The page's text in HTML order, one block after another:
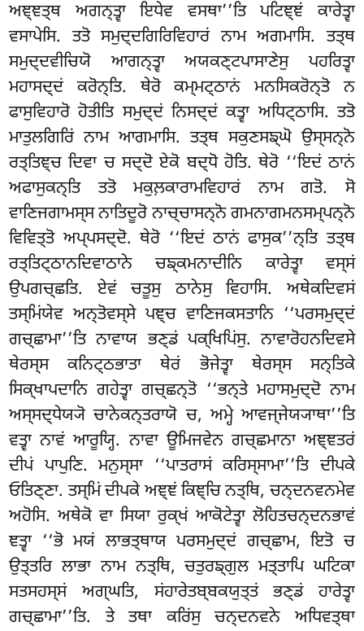
ਅਞ੍ਞਤ੍ਥ ਅਗਨ੍ਤ੍ਵਾ ਇਧੇਵ ਵਸਥਾ’’ਤਿ ਪਟਿਞ੍ਞਂ ਕਾਰੇਤ੍ਵਾ
ਵਸਾਪੇਸਿ. ਤਤੋ ਸਮੁਦ੍ਦਗਿਰਿਵਿਹਾਰਂ ਨਾਮ ਅਗਮਾਸਿ. ਤਤ੍ਥ
ਸਮੁਦ੍ਦਵੀਚਿਯੋ ਆਗਨ੍ਤ੍ਵਾ ਅਯਕਣ੍ਟਪਾਸਾਣੇਸੁ ਪਹਰਿਤ੍ਵਾ
ਮਹਾਸਦ੍ਦਂ ਕਰੋਨ੍ਤਿ. ਥੇਰੋ ਕਮ੍ਮਟ੍ਠਾਨਂ ਮਨਸਿਕਰੋਨ੍ਤੋ ਨ
ਫਾਸੁਵਿਹਾਰੋ ਹੋਤੀਤਿ ਸਮੁਦ੍ਦਂ ਨਿਸਦ੍ਦਂ ਕਤ੍ਵਾ ਅਧਿਟ੍ਠਾਸਿ. ਤਤੋ
ਮਾਤੁਲਗਿਰਿਂ ਨਾਮ ਆਗਮਾਸਿ. ਤਤ੍ਥ ਸਕੁਣਸਙ੍ਘੋ ਉਸ੍ਸਨ੍ਨੋ
ਰਤ੍ਤਿਞ੍ਚ ਦਿਵਾ ਚ ਸਦ੍ਦੋ ਏਕੋ ਬਦ੍ਧੋ ਹੋਤਿ. ਥੇਰੋ ‘‘ਇਦਂ ਠਾਨਂ
ਅਫਾਸੁਕਨ੍ਤਿ ਤਤੋ ਮਕੁਲ਼ਕਾਰਾਮਵਿਹਾਰਂ ਨਾਮ ਗਤੋ. ਸੋ
ਵਾਣਿਜਗਾਮਸ੍ਸ ਨਾਤਿਦੂਰੋ ਨਾਚ੍ਚਾਸਨ੍ਨੋ ਗਮਨਾਗਮਨਸਮ੍ਪਨ੍ਨੋ
ਵਿਵਿਤ੍ਤੋ ਅਪ੍ਪਸਦ੍ਦੋ. ਥੇਰੋ ‘‘ਇਦਂ ਠਾਨਂ ਫਾਸੁਕ’’ਨ੍ਤਿ ਤਤ੍ਥ
ਰਤ੍ਤਿਟ੍ਠਾਨਦਿਵਾਠਾਨੇ ਚਙ੍ਕਮਨਾਦੀਨਿ ਕਾਰੇਤ੍ਵਾ ਵਸ੍ਸਂ
ਉਪਗਚ੍ਛਤਿ. ਏਵਂ ਚਤੂਸੁ ਠਾਨੇਸੁ ਵਿਹਾਸਿ. ਅਥੇਕਦਿਵਸਂ
ਤਸ੍ਮਿਂਯੇਵ ਅਨ੍ਤੋਵਸ੍ਸੇ ਪਞ੍ਚ ਵਾਣਿਜਕਸਤਾਨਿ ‘‘ਪਰਸਮੁਦ੍ਦਂ
ਗਚ੍ਛਾਮਾ’’ਤਿ ਨਾਵਾਯ ਭਣ੍ਡਂ ਪਕ੍ਖਿਪਿਂਸੁ. ਨਾਵਾਰੋਹਨਦਿਵਸੇ
ਥੇਰਸ੍ਸ ਕਨਿਟ੍ਠਭਾਤਾ ਥੇਰਂ ਭੋਜੇਤ੍ਵਾ ਥੇਰਸ੍ਸ ਸਨ੍ਤਿਕੇ
ਸਿਕ੍ਖਾਪਦਾਨਿ ਗਹੇਤ੍ਵਾ ਗਚ੍ਛਨ੍ਤੋ ‘‘ਭਨ੍ਤੇ ਮਹਾਸਮੁਦ੍ਦੋ ਨਾਮ
ਅਸ੍ਸਦ੍ਧੇਯ੍ਯੋ ਚਾਨੇਕਨ੍ਤਰਾਯੋ ਚ, ਅਮ੍ਹੇ ਆਵਜ੍ਜੇਯ੍ਯਾਥਾ’’ਤਿ
ਵਤ੍ਵਾ ਨਾਵਂ ਆਰੂਯ੍ਹਿ. ਨਾਵਾ ਊਮਿਜਵੇਨ ਗਚ੍ਛਮਾਨਾ ਅਞ੍ਞਤਰਂ
ਦੀਪਂ ਪਾਪੁਣਿ. ਮਨੁਸ੍ਸਾ ‘‘ਪਾਤਰਾਸਂ ਕਰਿਸ੍ਸਾਮਾ’’ਤਿ ਦੀਪਕੇ
ਓਤਿਣ੍ਣਾ. ਤਸ੍ਮਿਂ ਦੀਪਕੇ ਅਞ੍ਞਂ ਕਿਞ੍ਚਿ ਨਤ੍ਥਿ, ਚਨ੍ਦਨਵਨਮੇਵ
ਅਹੋਸਿ. ਅਥੇਕੋ ਵਾ ਸਿਯਾ ਰੁਕ੍ਖਂ ਆਕੋਟੇਤ੍ਵਾ ਲੋਹਿਤਚਨ੍ਦਨਭਾਵਂ
ਞਤ੍ਵਾ ‘‘ਭੋ ਮਯਂ ਲਾਭਤ੍ਥਾਯ ਪਰਸਮੁਦ੍ਦਂ ਗਚ੍ਛਾਮ, ਇਤੋ ਚ
ਉਤ੍ਤਰਿ ਲਾਭਾ ਨਾਮ ਨਤ੍ਥਿ, ਚਤੁਰਙ੍ਗੁਲ ਮਤ੍ਤਾਪਿ ਘਟਿਕਾ
ਸਤਸਹਸ੍ਸਂ ਅਗ੍ਘਤਿ, ਸਂਹਾਰੇਤਬ੍ਬਕਯੁਤ੍ਤਂ ਭਣ੍ਡਂ ਹਾਰੇਤ੍ਵਾ
ਗਚ੍ਛਾਮਾ’’ਤਿ. ਤੇ ਤਥਾ ਕਰਿਂਸੁ ਚਨ੍ਦਨਵਨੇ ਅਧਿਵਤ੍ਥਾ